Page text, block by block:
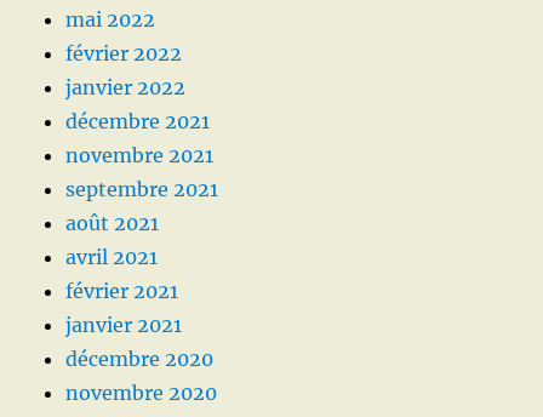
mai 2022
février 2022
janvier 2022
décembre 2021
novembre 2021
septembre 2021
août 2021
avril 2021
février 2021
janvier 2021
décembre 2020
novembre 2020